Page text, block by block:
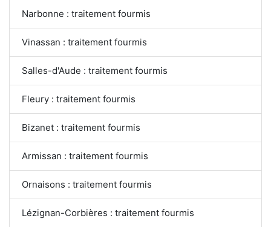
Narbonne : traitement fourmis
Vinassan : traitement fourmis
Salles-d'Aude : traitement fourmis
Fleury : traitement fourmis
Bizanet : traitement fourmis
Armissan : traitement fourmis
Ornaisons : traitement fourmis
Lézignan-Corbières : traitement fourmis